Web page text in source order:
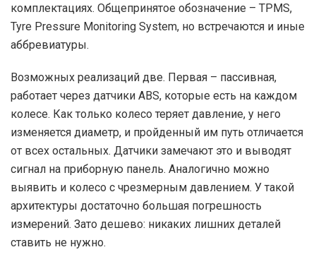
комплектациях. Общепринятое обозначение – TPMS,
Tyre Pressure Monitoring System, но встречаются и иные
аббревиатуры.
Возможных реализаций две. Первая – пассивная,
работает через датчики ABS, которые есть на каждом
колесе. Как только колесо теряет давление, у него
изменяется диаметр, и пройденный им путь отличается
от всех остальных. Датчики замечают это и выводят
сигнал на приборную панель. Аналогично можно
выявить и колесо с чрезмерным давлением. У такой
архитектуры достаточно большая погрешность
измерений. Зато дешево: никаких лишних деталей
ставить не нужно.